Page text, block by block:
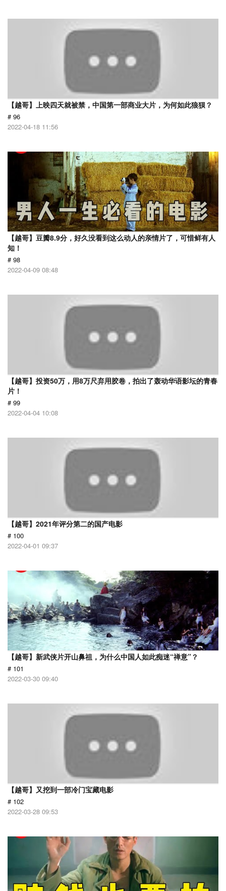
【越哥】上映四天就被禁，中国第一部商业大片，为何如此狼狈？
# 96
2022-04-18 11:56
【越哥】豆瓣8.9分，好久没看到这么动人的亲情片了，可惜鲜有人
知！
# 98
2022-04-09 08:48
【越哥】投资50万，用8万尺弃用胶卷，拍出了轰动华语影坛的青春
片！
# 99
2022-04-04 10:08
【越哥】2021年评分第二的国产电影
# 100
2022-04-01 09:37
【越哥】新武侠片开山鼻祖，为什么中国人如此痴迷“禅意”？
# 101
2022-03-30 09:40
【越哥】又挖到一部冷门宝藏电影
# 102
2022-03-28 09:53